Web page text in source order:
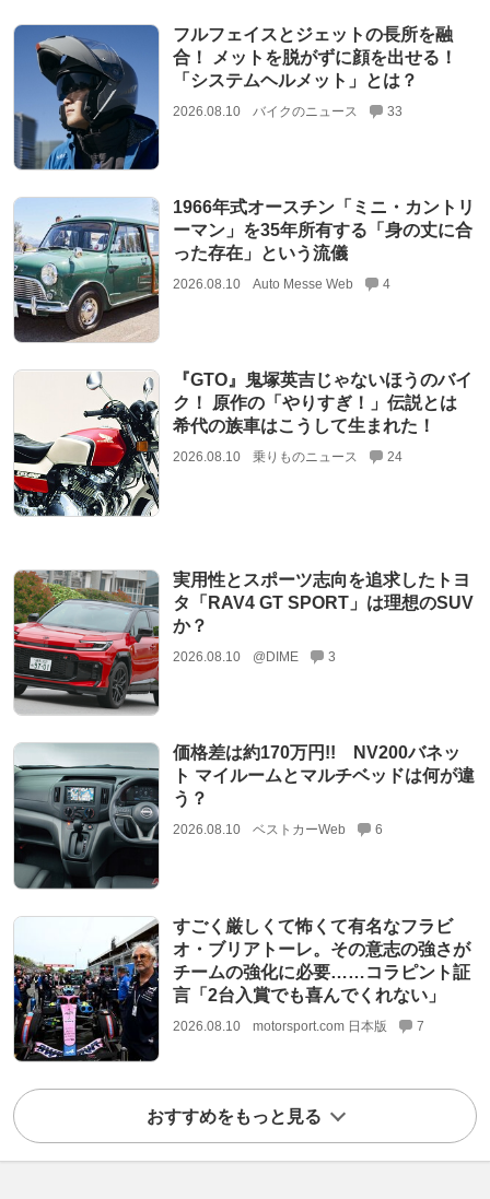
フルフェイスとジェットの長所を融
合！ メットを脱がずに顔を出せる！
「システムヘルメット」とは？
2026.08.10 バイクのニュース 33
1966年式オースチン「ミニ・カントリ
ーマン」を35年所有する「身の丈に合
った存在」という流儀
2026.08.10 Auto Messe Web 4
『GTO』鬼塚英吉じゃないほうのバイ
ク！ 原作の「やりすぎ！」伝説とは
希代の族車はこうして生まれた！
2026.08.10 乗りものニュース 24
実用性とスポーツ志向を追求したトヨ
タ「RAV4 GT SPORT」は理想のSUV
か？
2026.08.10 @DIME 3
価格差は約170万円!! NV200バネッ
ト マイルームとマルチベッドは何が違
う？
2026.08.10 ベストカーWeb 6
すごく厳しくて怖くて有名なフラビ
オ・ブリアトーレ。その意志の強さが
チームの強化に必要……コラピント証
言「2台入賞でも喜んでくれない」
2026.08.10 motorsport.com 日本版 7
おすすめをもっと見る